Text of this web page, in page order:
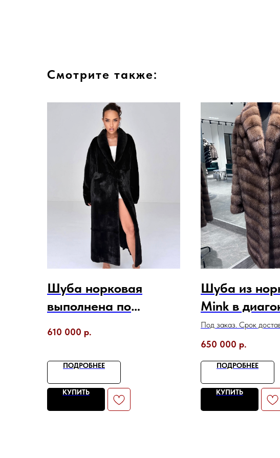
Смотрите также:
Шуба норковая
выполнена по
с воротником шалька
610 000 р.
ПОДРОБНЕЕ
КУПИТЬ
Шуба из
Mink в
раскладке
Под заказ. Срок
650 000 р.
ПОДРОБНЕЕ
КУПИТЬ